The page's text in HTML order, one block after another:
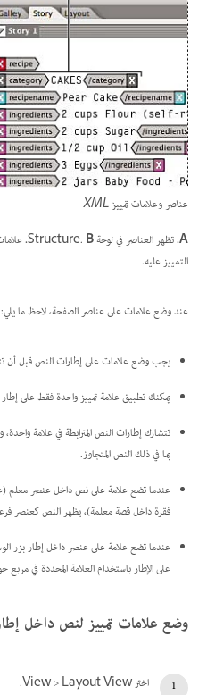
عناصر وعلامات تمييز XML
A. تظهر العناصر في لوحة Structure.B.
التمييز عليه.
عند وضع علامات على عناصر الصفحة، لاحظ ما يلي:
يجب وضع علامات على إطارات النص قبل أن
يمكنك تطبيق علامة تمييز واحدة فقط على
تتشارك إطارات النص المترابطة في علامة
بما في ذلك النص المتجاوز.
عندما تضع علامة على نص داخل عنصر معلم
فقرة داخل قصة معلمة)، يظهر النص كعنصر
على الإطار باستخدام العلامة المحددة في مربع
وضع علامات تمييز لنص داخل
اختر View > Layout View.